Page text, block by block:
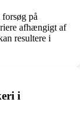
på
afhængigt af
resultere i
i